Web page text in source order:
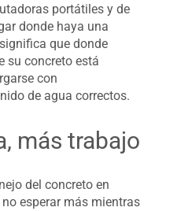
portátiles y de
donde haya una
que donde
su concreto está
con
de agua correctos.
más trabajo
del concreto en
esperar más mientras